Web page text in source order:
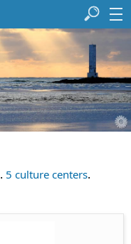
. 5 culture centers.